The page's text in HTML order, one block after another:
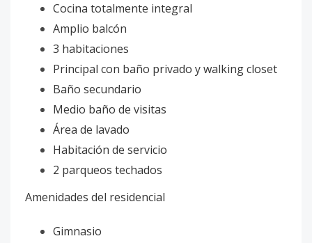
Cocina totalmente integral
Amplio balcón
3 habitaciones
Principal con baño privado y walking closet
Baño secundario
Medio baño de visitas
Área de lavado
Habitación de servicio
2 parqueos techados
Amenidades del residencial
Gimnasio